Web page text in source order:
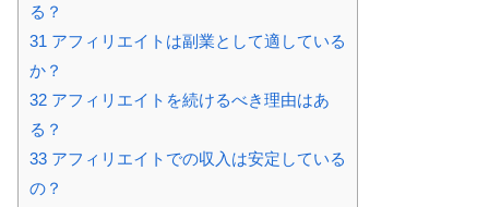
る？
31 アフィリエイトは副業として適している
か？
32 アフィリエイトを続けるべき理由はあ
る？
33 アフィリエイトでの収入は安定している
の？